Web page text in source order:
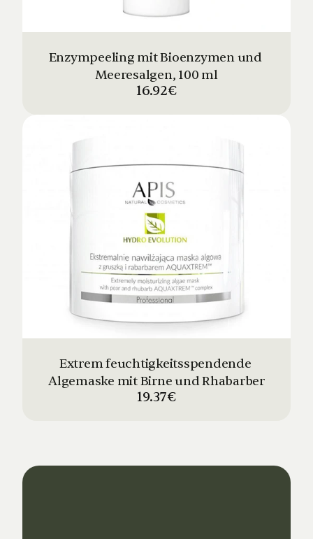
Enzympeeling mit Bioenzymen und
Meeresalgen, 100 ml
16.92€
Extrem feuchtigkeitsspendende
Algemaske mit Birne und Rhabarber
19.37€